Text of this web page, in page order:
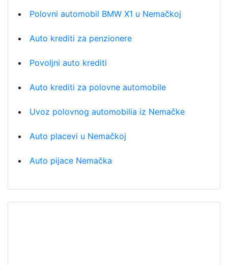
Polovni automobil BMW X1 u Nemačkoj
Auto krediti za penzionere
Povoljni auto krediti
Auto krediti za polovne automobile
Uvoz polovnog automobilia iz Nemačke
Auto placevi u Nemačkoj
Auto pijace Nemačka